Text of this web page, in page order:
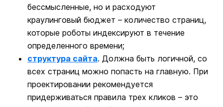
бессмысленные, но и расходуют
краулинговый бюджет – количество страниц,
которые роботы индексируют в течение
определенного времени;
структура сайта. Должна быть логичной, со
всех страниц можно попасть на главную. При
проектировании рекомендуется
придерживаться правила трех кликов – это